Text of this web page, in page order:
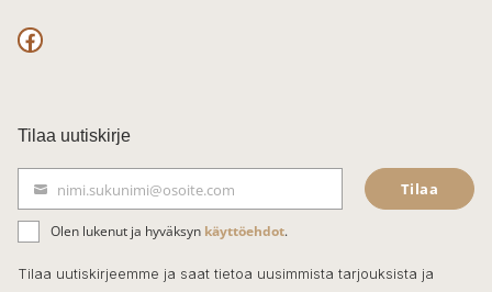
F
c
e
b
o
o
Tilaa uutiskirje
ä
h
k
nimi.sukunimi@osoite.com Tilaa
Olen lukenut ja hyväksyn käyttöehdot.
Tilaa uutiskirjeemme ja saat tietoa uusimmista tarjouksista ja